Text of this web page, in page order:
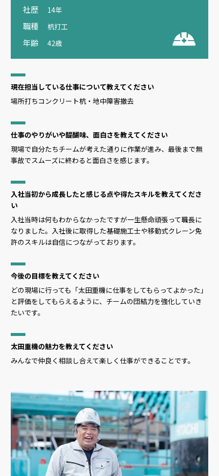
社歴
14年
職種 杭打工
年齢 42歳
現在担当している仕事について教えてください
場所打ちコンクリート杭・地中障害撤去
仕事のやりがいや醍醐味、面白さを教えてください
現場で自分たちチームが考えた通りに作業が進み、最後まで無
事故でスムーズに終わると面白さを感じます。
入社当初から成長したと感じる点や得たスキルを教えてくださ
い
入社当時は何もわからなかったですが一生懸命頑張って職長に
なりました。入社後に取得した基礎施工士や移動式クレーン免
許のスキルは自信につながっております。
今後の目標を教えてください
どの現場に行っても「太田重機に仕事をしてもらってよかった」
と評価をしてもらえるように、チームの団結力を強化していき
たいです。
太田重機の魅力を教えてください
みんなで仲良く相談し合えて楽しく仕事ができることです。